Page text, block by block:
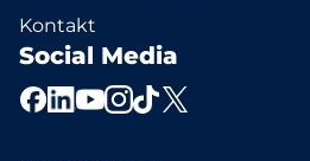
Kontakt
Social Media